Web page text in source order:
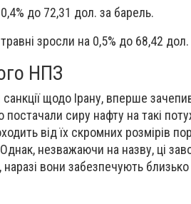
до 72,31 дол. за барель.
зросли на 0,5% до 68,42 дол.
НПЗ
щодо Ірану, вперше
сиру нафту на такі
від їх скромних розмірів
незважаючи на назву, ці
вони забезпечують близько